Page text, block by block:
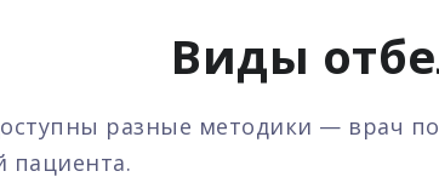
Виды
разные методики — врач
пациента.